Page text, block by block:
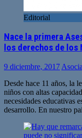
Editorial
Nace la primera
los derechos de
9 diciembre, 2017
Desde hace 11 años, la
niños con altas
necesidades educativas
desarrollo. En nuestro